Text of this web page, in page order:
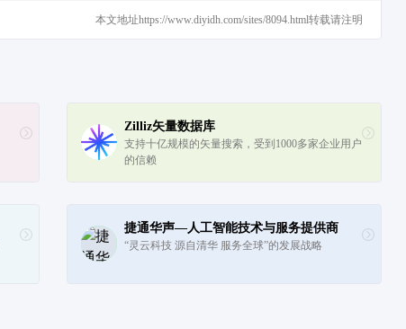
本文地址https://www.diyidh.com/sites/8094.html转载请注明
Zilliz矢量数据库
支持十亿规模的矢量搜索，受到1000多家企业用户
的信赖
捷通华声—人工智能技术与服务提供商
“灵云科技 源自清华 服务全球”的发展战略